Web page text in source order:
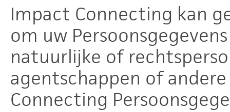
Impact Connecting kan
om uw
natuurlijke of
agentschappen of
Connecting